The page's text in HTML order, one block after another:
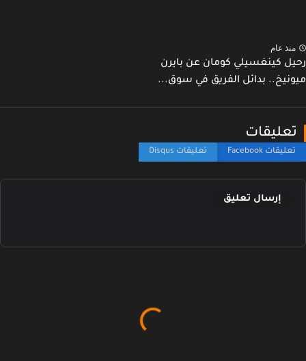
عام
كينغسيلي كومان عن بايرن
بدائل الفريق في سوق...
إرسال تعليق